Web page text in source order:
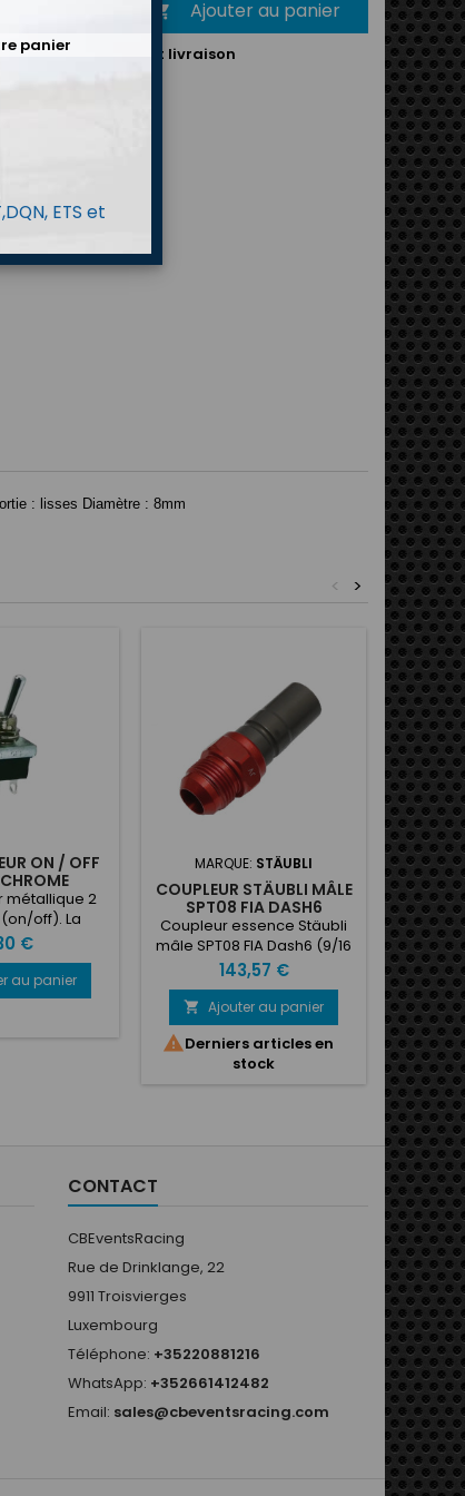
 Ajouter au panier
:6-7 jours suivant livraison
: lisses Diamètre : 8mm
>
<
ON / OFF
métallique 2
off). La
se fait par
: 25A
Diamètre de
: 12mm.
€
au panier
MARQUE: STÄUBLI
COUPLEUR STÄUBLI MÂLE
SPT08 FIA DASH6
Coupleur essence Stäubli
mâle SPT08 FIA Dash6 (9/16
JIC )
Prix
143,57 €
 Ajouter au panier
Derniers articles en
stock

CONTACT
CBEventsRacing
Rue de Drinklange, 22
9911 Troisvierges
Luxembourg
Téléphone: +35220881216
WhatsApp: +352661412482
Email: sales@cbeventsracing.com
panier
ETS et